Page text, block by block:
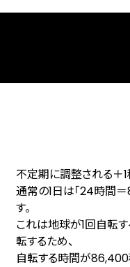
不定期に調整される＋1
通常の1日は「24時間＝
す。
これは地球が1回自転
転するため、
自転する時間が86,400